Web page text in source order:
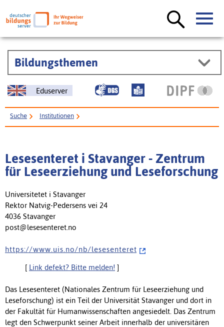
Bildungsthemen
Eduserver
Suche Institutionen
Lesesenteret i Stavanger - Zentrum
für Leseerziehung und Leseforschung
Universitetet i Stavanger
Rektor Natvig-Pedersens vei 24
4036 Stavanger
post@lesesenteret.no
h t t p s : / / w w w . u i s . n o / n b / l e s e s e n t e r e t
[ Link defekt? Bitte melden! ]
Das Lesesenteret (Nationales Zentrum für Leseerziehung und
Leseforschung) ist ein Teil der Universität Stavanger und dort in
der Fakultät für Humanwissenschaften angesiedelt. Das Zentrum
legt den Schwerpunkt seiner Arbeit innerhalb der universitären